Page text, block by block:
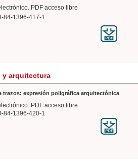
PDF acceso libre
84-1396-417-1
y arquitectura
trazos: expresión poligráfica arquitectónica
PDF acceso libre
84-1396-420-1